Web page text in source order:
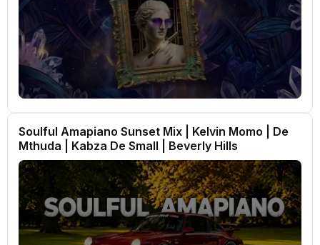
Soulful Amapiano Sunset Mix | Kelvin Momo | De
Mthuda | Kabza De Small | Beverly Hills